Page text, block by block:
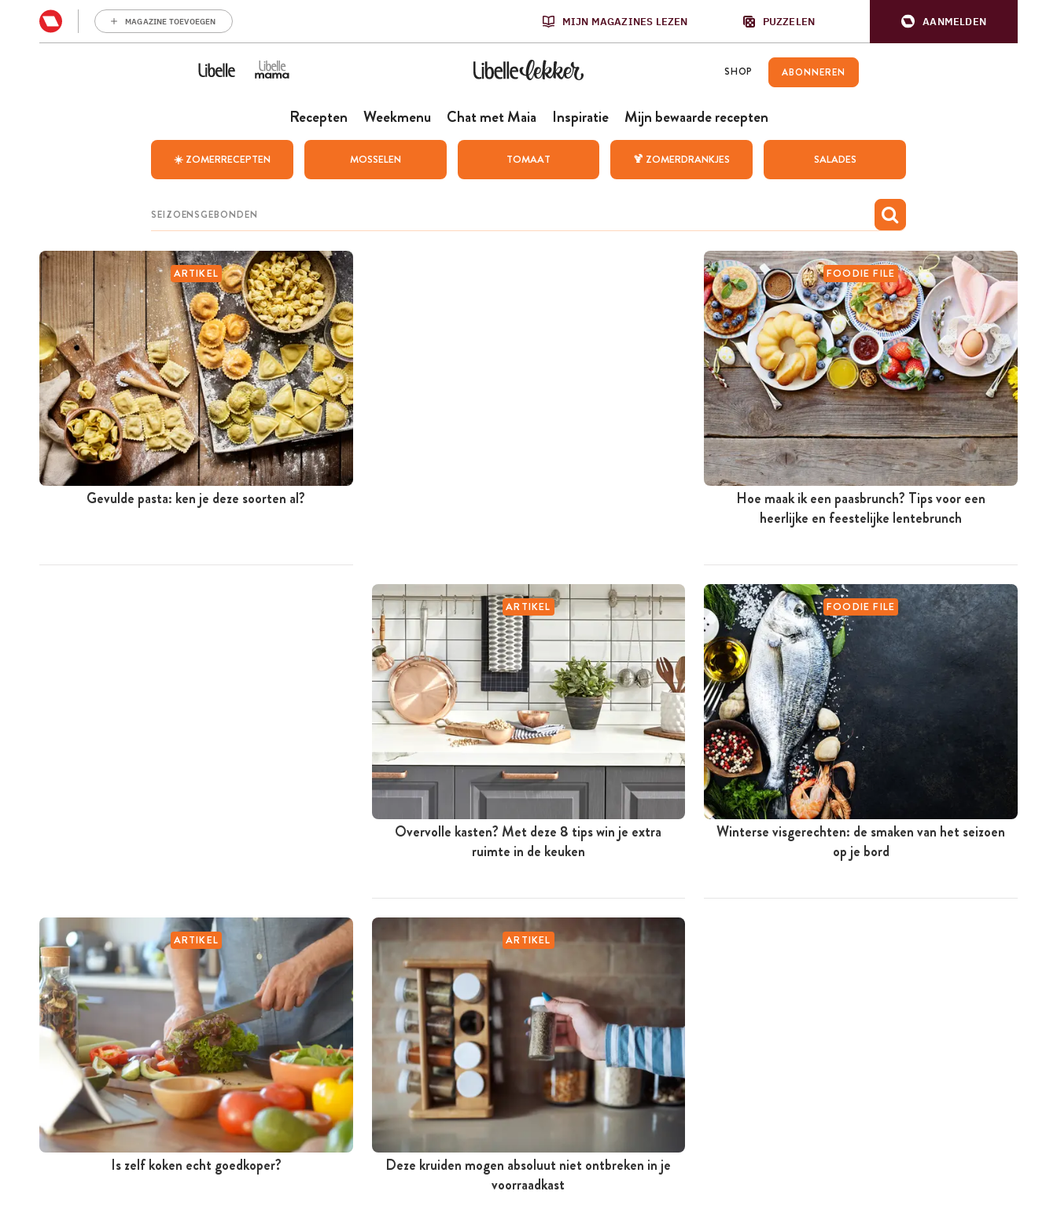
MAGAZINE TOEVOEGEN MIJN MAGAZINES LEZEN PUZZELEN AANMELDEN
SHOP ABONNEREN
Recepten Weekmenu Chat met Maia Inspiratie Mijn bewaarde recepten
☀️ ZOMERRECEPTEN MOSSELEN TOMAAT 🍹 ZOMERDRANKJES SALADES
ARTIKEL
Gevulde pasta: ken je deze soorten al?
FOODIE FILE
Hoe maak ik een paasbrunch? Tips voor een
heerlijke en feestelijke lentebrunch
ARTIKEL
Overvolle kasten? Met deze 8 tips win je extra
ruimte in de keuken
FOODIE FILE
Winterse visgerechten: de smaken van het seizoen
op je bord
ARTIKEL
Is zelf koken echt goedkoper?
ARTIKEL
Deze kruiden mogen absoluut niet ontbreken in je
voorraadkast